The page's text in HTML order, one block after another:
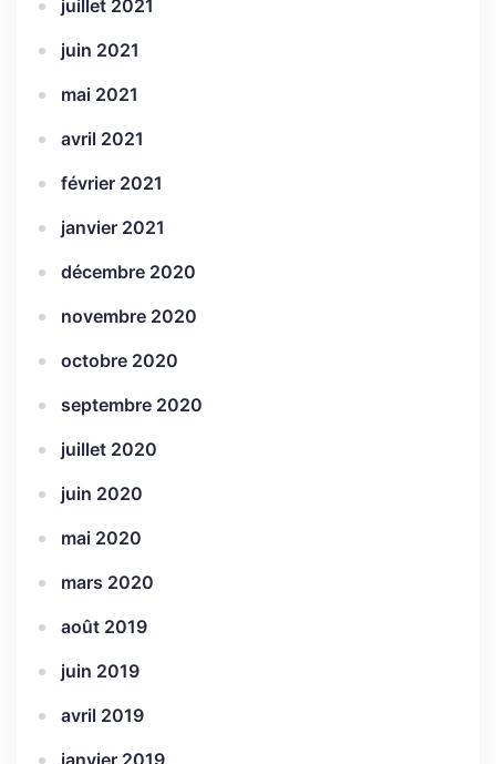
juillet 2021
juin 2021
mai 2021
avril 2021
février 2021
janvier 2021
décembre 2020
novembre 2020
octobre 2020
septembre 2020
juillet 2020
juin 2020
mai 2020
mars 2020
août 2019
juin 2019
avril 2019
janvier 2019